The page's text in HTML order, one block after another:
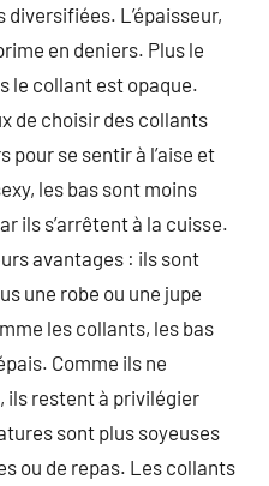
diversifiées. L’épaisseur,
en deniers. Plus le
le collant est opaque.
de choisir des collants
pour se sentir à l’aise et
les bas sont moins
ils s’arrêtent à la cuisse.
avantages : ils sont
une robe ou une jupe
les collants, les bas
Comme ils ne
ils restent à privilégier
sont plus soyeuses
ou de repas. Les collants